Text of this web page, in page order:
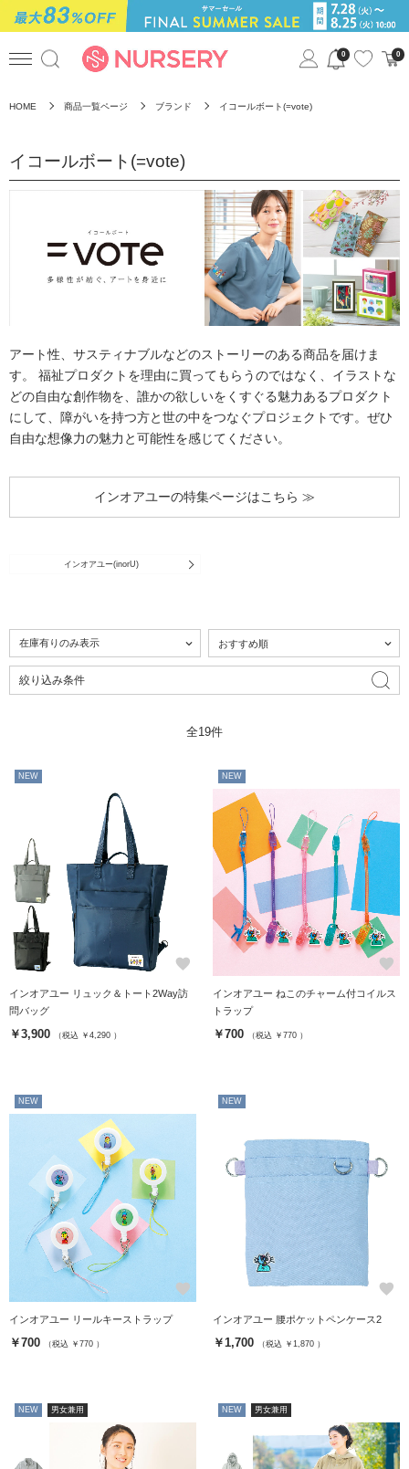
0 0
HOME 商品一覧ページ ブランド イコールボート(=vote)
イコールボート(=vote)
アート性、サスティナブルなどのストーリーのある商品を届けま
す。
福祉プロダクトを理由に買ってもらうのではなく、イラストな
どの自由な創作物を、誰かの欲しいをくすぐる魅力あるプロダクト
にして、障がいを持つ方と世の中をつなぐプロジェクトです。ぜひ
自由な想像力の魅力と可能性を感じてください。
インオアユーの特集ページはこちら ≫
インオアユー(inorU)
絞り込み条件
全19件
NEW
favorite
インオアユー リュック＆トート2Way訪
問バッグ
￥3,900 （税込 ￥4,290 ）
NEW
favorite
インオアユー ねこのチャーム付コイルス
トラップ
￥700 （税込 ￥770 ）
NEW
favorite
インオアユー リールキーストラップ
￥700 （税込 ￥770 ）
NEW
favorite
インオアユー 腰ポケットペンケース2
￥1,700 （税込 ￥1,870 ）
NEW 男女兼用 NEW 男女兼用